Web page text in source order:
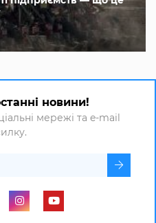
новини!
мережі та e-mail